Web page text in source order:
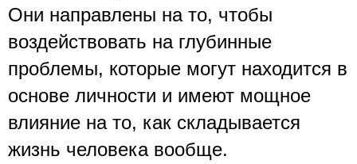
Они направлены на то, чтобы
воздействовать на глубинные
проблемы, которые могут находится в
основе личности и имеют мощное
влияние на то, как складывается
жизнь человека вообще.